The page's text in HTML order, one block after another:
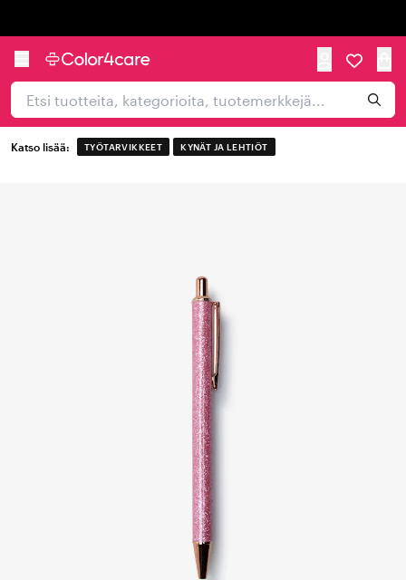
Katso lisää: TYÖTARVIKKEET KYNÄT JA LEHTIÖT